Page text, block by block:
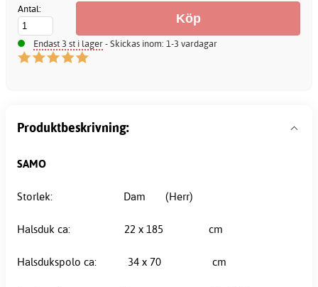
Antal:
Endast 3 st i lager- Skickas inom: 1-3 vardagar
Produktbeskrivning:
SAMO
Storlek: Dam (Herr)
Halsduk ca: 22 x 185 cm
Halsdukspolo ca: 34 x 70 cm